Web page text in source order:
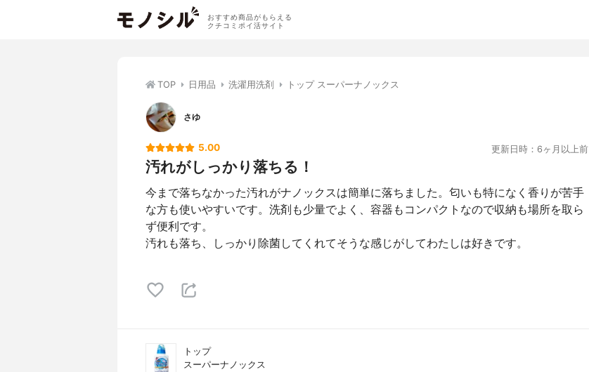
おすすめ商品がもらえる
クチコミポイ活サイト
TOP 日用品 洗濯用洗剤 トップ スーパーナノックス
さゆ
5.00 更新日時：6ヶ月以上前
汚れがしっかり落ちる！
今まで落ちなかった汚れがナノックスは簡単に落ちました。匂いも特になく香りが苦手
な方も使いやすいです。洗剤も少量でよく、容器もコンパクトなので収納も場所を取ら
ず便利です。
汚れも落ち、しっかり除菌してくれてそうな感じがしてわたしは好きです。
トップ
スーパーナノックス